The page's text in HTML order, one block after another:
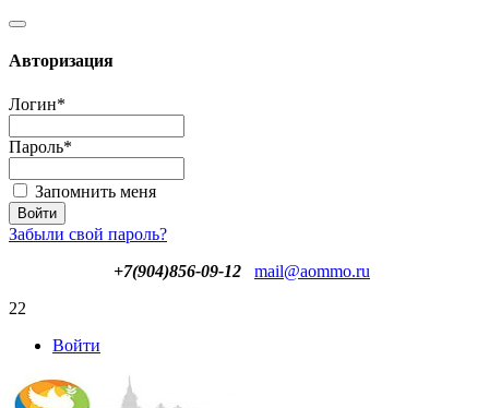
Авторизация
Логин*
Пароль*
Запомнить меня
Забыли свой пароль?
+7(904)856-09-12
mail@aommo.ru
22
Войти